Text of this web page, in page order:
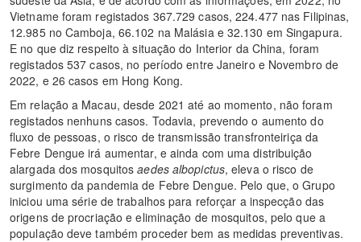
Vietname foram registados 367.729 casos, 224.477 nas Filipinas,
12.985 no Camboja, 66.102 na Malásia e 32.130 em Singapura.
E no que diz respeito à situação do Interior da China, foram
registados 537 casos, no período entre Janeiro e Novembro de
2022, e 26 casos em Hong Kong.
Em relação a Macau, desde 2021 até ao momento, não foram
registados nenhuns casos. Todavia, prevendo o aumento do
fluxo de pessoas, o risco de transmissão transfronteiriça da
Febre Dengue irá aumentar, e ainda com uma distribuição
alargada dos mosquitosaedes albopictus, eleva o risco de
surgimento da pandemia de Febre Dengue. Pelo que, o Grupo
iniciou uma série de trabalhos para reforçar a inspecção das
origens de procriação e eliminação de mosquitos, pelo que a
população deve também proceder bem as medidas preventivas.